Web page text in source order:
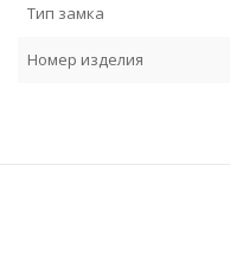
Тип замка
Номер изделия